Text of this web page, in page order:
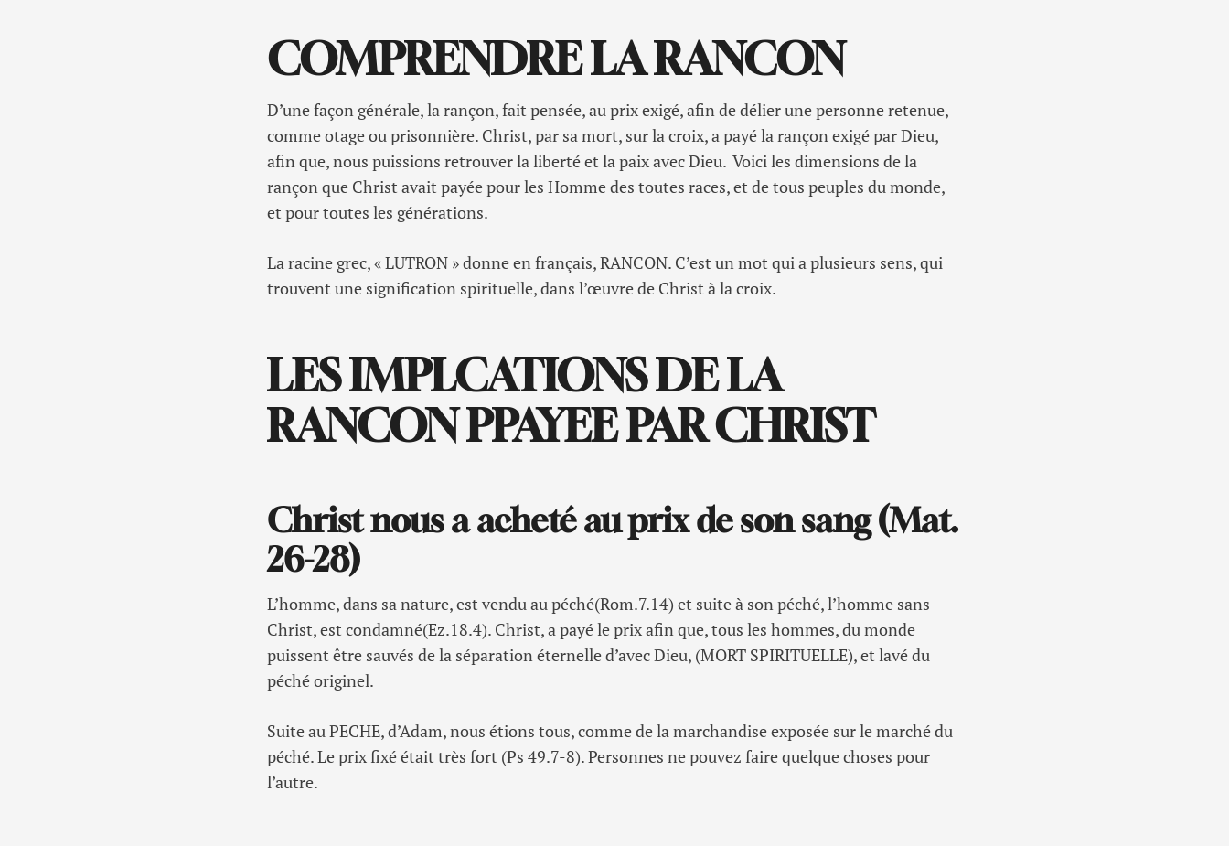
COMPRENDRE LA RANCON
D’une façon générale, la rançon, fait pensée, au prix exigé, afin de délier une personne retenue,
comme otage ou prisonnière. Christ, par sa mort, sur la croix, a payé la rançon exigé par Dieu,
afin que, nous puissions retrouver la liberté et la paix avec Dieu. Voici les dimensions de la
rançon que Christ avait payée pour les Homme des toutes races, et de tous peuples du monde,
et pour toutes les générations.
La racine grec, « LUTRON » donne en français, RANCON. C’est un mot qui a plusieurs sens, qui
trouvent une signification spirituelle, dans l’œuvre de Christ à la croix.
LES IMPLCATIONS DE LA
RANCON PPAYEE PAR CHRIST
Christ nous a acheté au prix de son sang (Mat.
26-28)
L’homme, dans sa nature, est vendu au péché(Rom.7.14) et suite à son péché, l’homme sans
Christ, est condamné(Ez.18.4). Christ, a payé le prix afin que, tous les hommes, du monde
puissent être sauvés de la séparation éternelle d’avec Dieu, (MORT SPIRITUELLE), et lavé du
péché originel.
Suite au PECHE, d’Adam, nous étions tous, comme de la marchandise exposée sur le marché du
péché. Le prix fixé était très fort (Ps 49.7-8). Personnes ne pouvez faire quelque choses pour
l’autre.